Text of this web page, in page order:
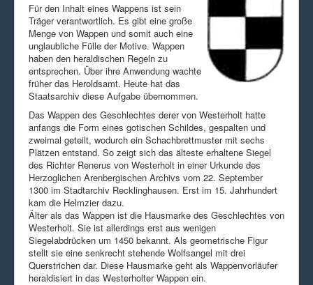
Für den Inhalt eines Wappens ist sein
Träger verantwortlich. Es gibt eine große
Menge von Wappen und somit auch eine
unglaubliche Fülle der Motive. Wappen
haben den heraldischen Regeln zu
entsprechen. Über ihre Anwendung wachte
früher das Heroldsamt. Heute hat das
Staatsarchiv diese Aufgabe übernommen.
Das Wappen des Geschlechtes derer von Westerholt hatte
anfangs die Form eines gotischen Schildes, gespalten und
zweimal geteilt, wodurch ein Schachbrettmuster mit sechs
Plätzen entstand. So zeigt sich das älteste erhaltene Siegel
des Richter Renerus von Westerholt in einer Urkunde des
Herzoglichen Arenbergischen Archivs vom 22. September
1300 im Stadtarchiv Recklinghausen. Erst im 15. Jahrhundert
kam die Helmzier dazu.
Älter als das Wappen ist die Hausmarke des Geschlechtes von
Westerholt. Sie ist allerdings erst aus wenigen
Siegelabdrücken um 1450 bekannt. Als geometrische Figur
stellt sie eine senkrecht stehende Wolfsangel mit drei
Querstrichen dar. Diese Hausmarke geht als Wappenvorläufer
heraldisiert in das Westerholter Wappen ein.